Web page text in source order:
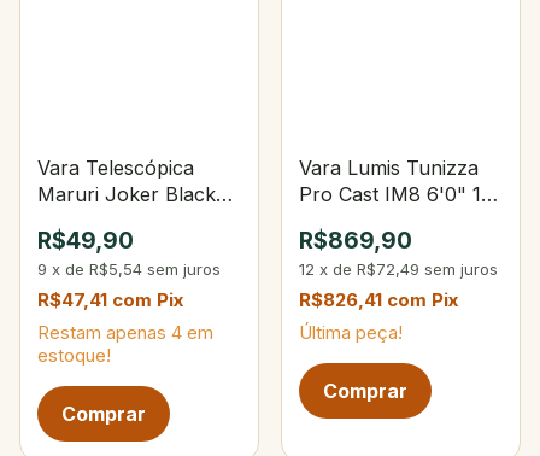
Vara Telescópica
Maruri Joker Black
R$49,90
9 x de R$5,54 sem juros
R$47,41 com Pix
Restam apenas 4 em
estoque!
Vara Lumis Tunizza
Pro Cast IM8 6'0" 15-
R$869,90
12 x de R$72,49 sem juros
R$826,41 com Pix
Última peça!